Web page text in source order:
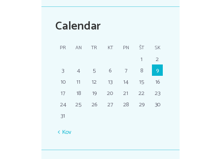
Calendar
PR AN TR KT PN ŠT SK
1
2
3
4 5 6 7 8
9
10
11 12 13 14 15
16
17
18 19 20 21 22
23
24
25 26 27 28 29
30
31
Kov